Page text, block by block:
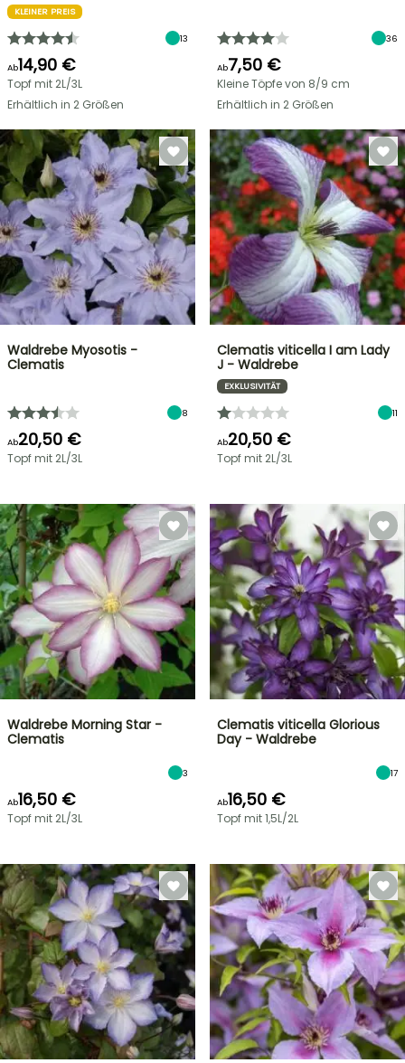
KLEINER PREIS
13
Ab14,90 €
Topf mit 2L/3L
Erhältlich in 2 Größen
36
Ab7,50 €
Kleine Töpfe von 8/9 cm
Erhältlich in 2 Größen
Waldrebe Myosotis -
Clematis
8
Ab20,50 €
Topf mit 2L/3L
Clematis viticella I am Lady
J - Waldrebe
EXKLUSIVITÄT
11
Ab20,50 €
Topf mit 2L/3L
Waldrebe Morning Star -
Clematis
3
Ab16,50 €
Topf mit 2L/3L
Clematis viticella Glorious
Day - Waldrebe
17
Ab16,50 €
Topf mit 1,5L/2L